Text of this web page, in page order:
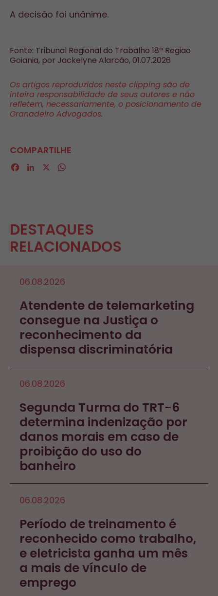
A decisão foi unânime.
Fonte: Tribunal Regional do Trabalho 18ª Região
Goiania, por Jackelyne Alarcão, 01.07.2026
Os artigos reproduzidos neste clipping são de
inteira responsabilidade de seus autores e não
refletem, necessariamente, o posicionamento de
Granadeiro Advogados.
COMPARTILHE
Facebook
LinkedIn
DESTAQUES
RELACIONADOS
06.08.2026
Atendente de telemarketing
consegue na Justiça o
reconhecimento da
dispensa discriminatória
06.08.2026
Segunda Turma do TRT-6
determina indenização por
danos morais em caso de
proibição do uso do
banheiro
06.08.2026
Período de treinamento é
reconhecido como trabalho,
e eletricista ganha um mês
a mais de vínculo de
emprego